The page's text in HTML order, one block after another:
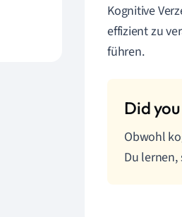
Kognitive
effizient zu
führen.
Obwohl
Du